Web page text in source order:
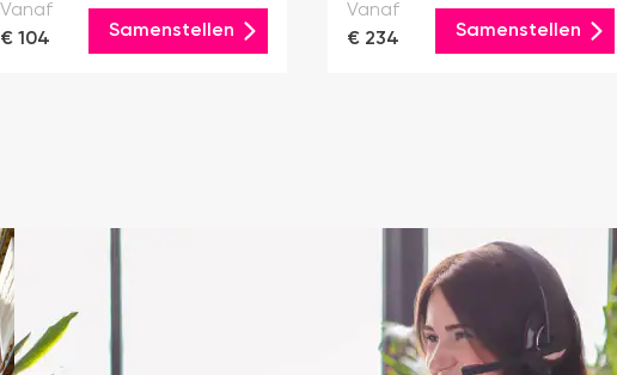
Vanaf
€ 104
Samenstellen
Vanaf
€ 234
Samenstellen